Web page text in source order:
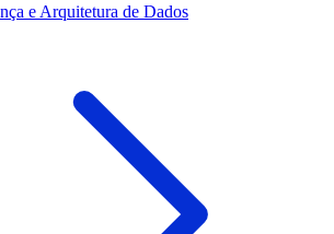
e Arquitetura de Dados